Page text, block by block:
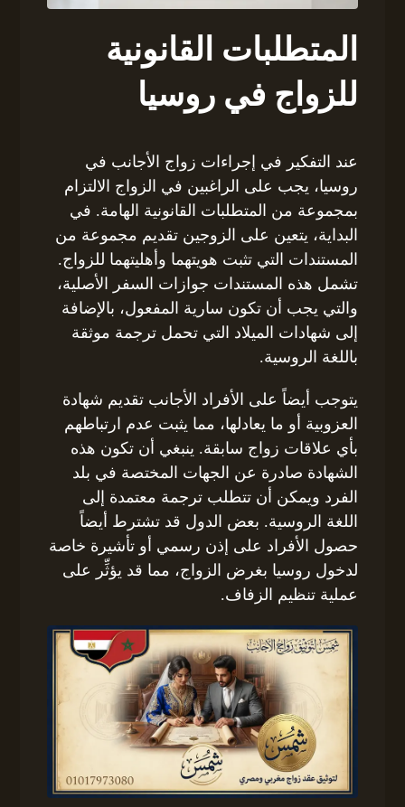
المتطلبات القانونية
للزواج في روسيا
عند التفكير في إجراءات زواج الأجانب في
روسيا، يجب على الراغبين في الزواج الالتزام
بمجموعة من المتطلبات القانونية الهامة. في
البداية، يتعين على الزوجين تقديم مجموعة من
المستندات التي تثبت هويتهما وأهليتهما للزواج.
تشمل هذه المستندات جوازات السفر الأصلية،
والتي يجب أن تكون سارية المفعول، بالإضافة
إلى شهادات الميلاد التي تحمل ترجمة موثقة
باللغة الروسية.
يتوجب أيضاً على الأفراد الأجانب تقديم شهادة
العزوبية أو ما يعادلها، مما يثبت عدم ارتباطهم
بأي علاقات زواج سابقة. ينبغي أن تكون هذه
الشهادة صادرة عن الجهات المختصة في بلد
الفرد ويمكن أن تتطلب ترجمة معتمدة إلى
اللغة الروسية. بعض الدول قد تشترط أيضاً
حصول الأفراد على إذن رسمي أو تأشيرة خاصة
لدخول روسيا بغرض الزواج، مما قد يؤثِّر على
عملية تنظيم الزفاف.